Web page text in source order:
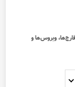
ویروس‌ها و